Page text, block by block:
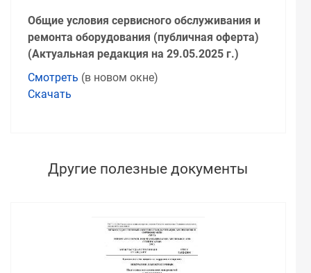
Общие условия сервисного обслуживания и
ремонта оборудования (публичная оферта)
(Актуальная редакция на 29.05.2025 г.)
Смотреть (в новом окне)
Скачать
Другие полезные документы